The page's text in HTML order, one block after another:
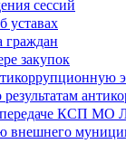
сессий
уставах
граждан
закупок
КСП МО
внешнего